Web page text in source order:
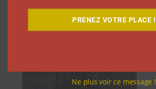
PRENEZ VOTRE PLACE !
Ne plus voir ce message !